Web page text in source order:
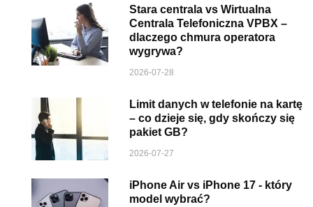
Stara centrala vs Wirtualna
Centrala Telefoniczna VPBX –
dlaczego chmura operatora
wygrywa?
2026-07-28
Limit danych w telefonie na kartę
– co dzieje się, gdy skończy się
pakiet GB?
2026-07-27
iPhone Air vs iPhone 17 - który
model wybrać?